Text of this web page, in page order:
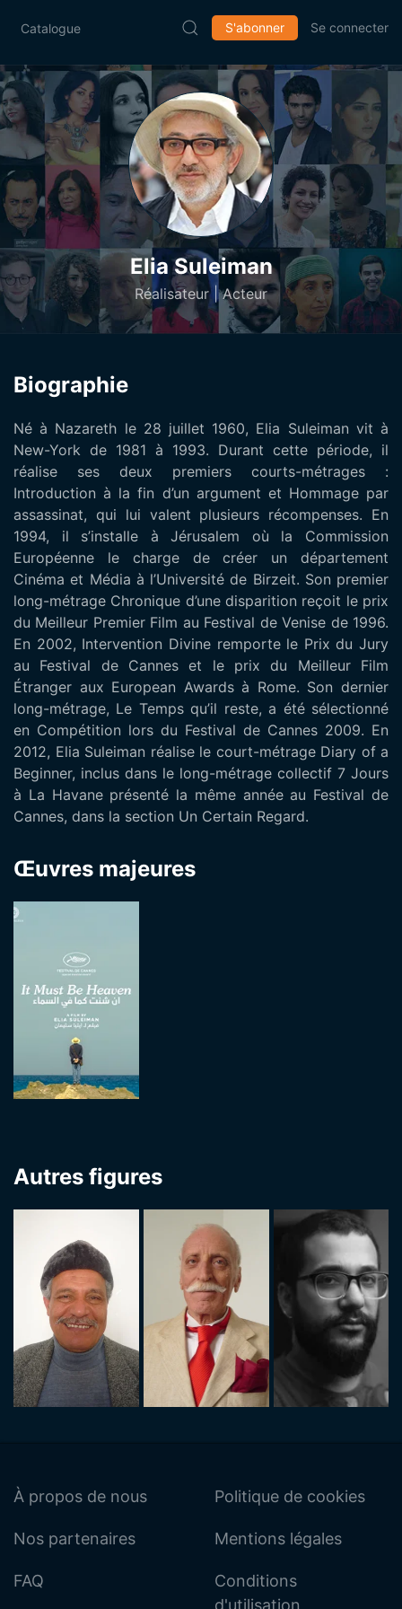
Catalogue S'abonner Se connecter
Elia Suleiman
Réalisateur | Acteur
Biographie
Né à Nazareth le 28 juillet 1960, Elia Suleiman vit à
New-York de 1981 à 1993. Durant cette période, il
réalise ses deux premiers courts-métrages :
Introduction à la fin d’un argument et Hommage par
assassinat, qui lui valent plusieurs récompenses. En
1994, il s’installe à Jérusalem où la Commission
Européenne le charge de créer un département
Cinéma et Média à l’Université de Birzeit. Son premier
long-métrage Chronique d’une disparition reçoit le prix
du Meilleur Premier Film au Festival de Venise de 1996.
En 2002, Intervention Divine remporte le Prix du Jury
au Festival de Cannes et le prix du Meilleur Film
Étranger aux European Awards à Rome. Son dernier
long-métrage, Le Temps qu’il reste, a été sélectionné
en Compétition lors du Festival de Cannes 2009. En
2012, Elia Suleiman réalise le court-métrage Diary of a
Beginner, inclus dans le long-métrage collectif 7 Jours
à La Havane présenté la même année au Festival de
Cannes, dans la section Un Certain Regard.
Œuvres majeures
Autres figures
À propos de nous
Nos partenaires
FAQ
Politique de cookies
Mentions légales
Conditions
d'utilisation